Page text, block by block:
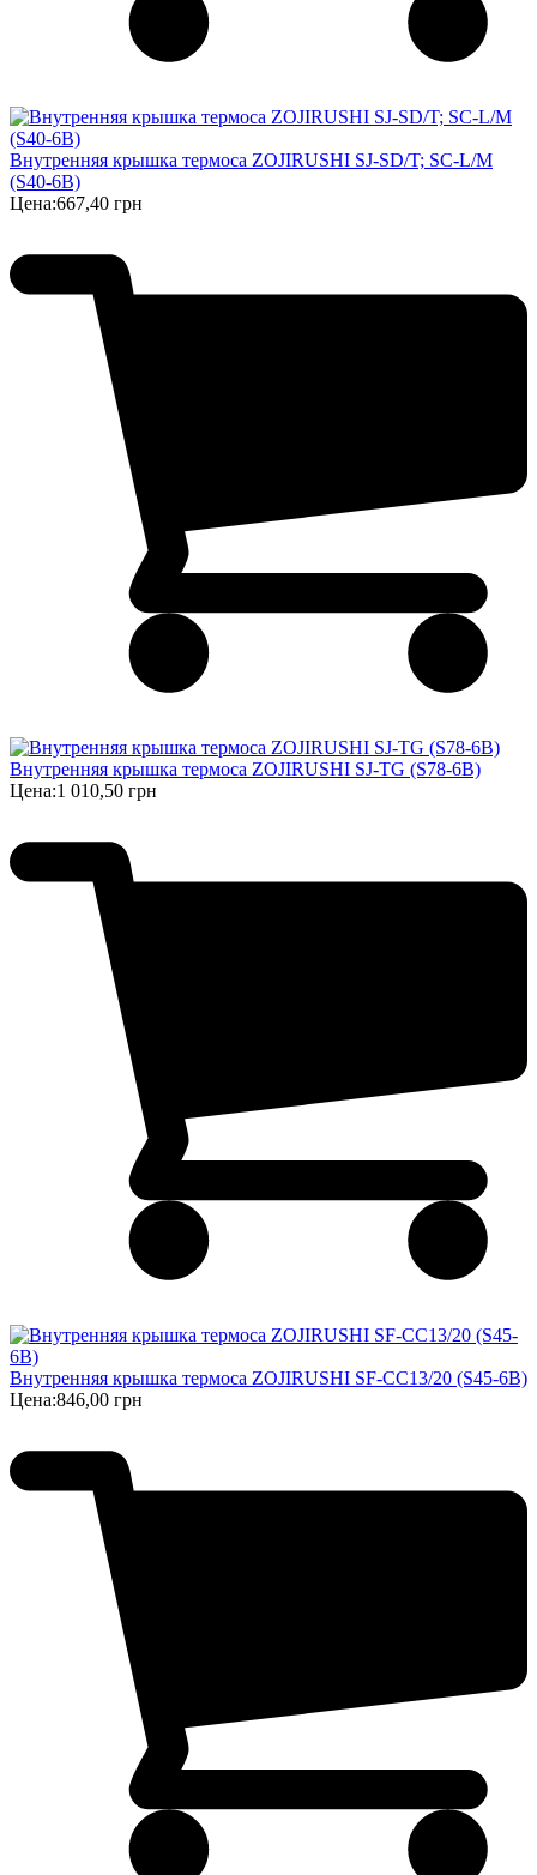
Внутренняя крышка термоса ZOJIRUSHI SJ-SD/T; SC-L/M
(S40-6B)
Цена:667,40 грн
Внутренняя крышка термоса ZOJIRUSHI SJ-TG (S78-6B)
Цена:1 010,50 грн
Внутренняя крышка термоса ZOJIRUSHI SF-CC13/20 (S45-6B)
Цена:846,00 грн